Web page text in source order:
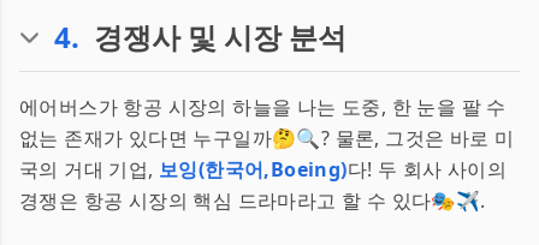
4. 경쟁사 및 시장 분석
에어버스가 항공 시장의 하늘을 나는 도중, 한 눈을 팔 수
없는 존재가 있다면 누구일까🤔🔍? 물론, 그것은 바로 미
국의 거대 기업, 보잉(한국어,Boeing)다! 두 회사 사이의
경쟁은 항공 시장의 핵심 드라마라고 할 수 있다🎭✈️.